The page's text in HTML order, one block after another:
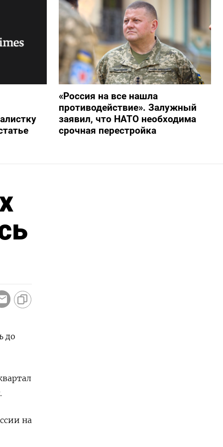
«Россия на все нашла
противодействие». Залужный
заявил, что НАТО необходима
срочная перестройка
до
на